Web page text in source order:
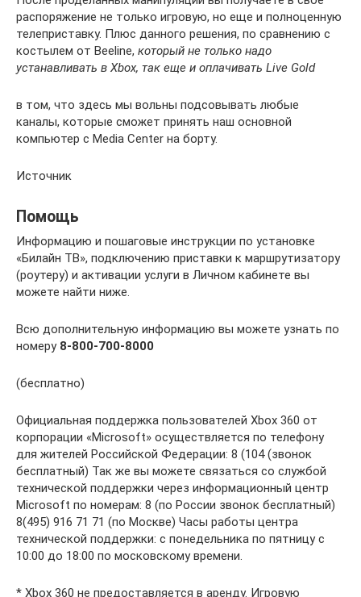
распоряжение не только игровую, но еще и полноценную
телеприставку. Плюс данного решения, по сравнению с
костылем от Beeline, который не только надо
устанавливать в Xbox, так еще и оплачивать Live Gold
в том, что здесь мы вольны подсовывать любые
каналы, которые сможет принять наш основной
компьютер с Media Center на борту.
Источник
Помощь
Информацию и пошаговые инструкции по установке
«Билайн ТВ», подключению приставки к маршрутизатору
(роутеру) и активации услуги в Личном кабинете вы
можете найти ниже.
Всю дополнительную информацию вы можете узнать по
номеру 8-800-700-8000
(бесплатно)
Официальная поддержка пользователей Xbox 360 от
корпорации «Microsoft» осуществляется по телефону
для жителей Российской Федерации: 8 (104 (звонок
бесплатный) Так же вы можете связаться со службой
технической поддержки через информационный центр
Microsoft по номерам: 8 (по России звонок бесплатный)
8(495) 916 71 71 (по Москве) Часы работы центра
технической поддержки: с понедельника по пятницу с
10:00 до 18:00 по московскому времени.
* Xbox 360 не предоставляется в аренду. Игровую